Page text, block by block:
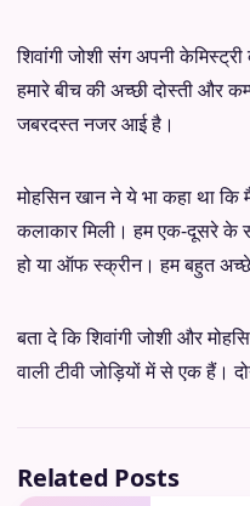
शिवांंगी जोशी संंग अपनी
हमारे बीच की अच्छी दोस्ती और
जबरदस्त नजर आई है।
मोहसिन खान ने ये भा कहा था कि
कलाकार मिली। हम एक-दूसरे के
हो या ऑफ स्क्रीन। हम बहुत
बता दे कि शिवांगी जोशी और
वाली टीवी जोड़ियों में से एक हैं।
Related Posts